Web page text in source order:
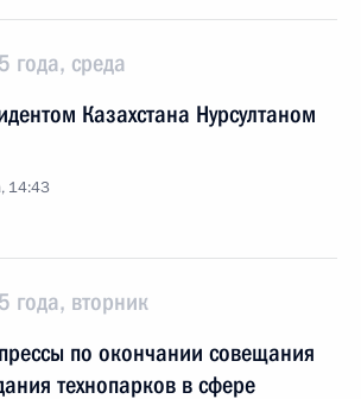
года, среда
Казахстана Нурсултаном
14:43
года, вторник
по окончании совещания
технопарков в сфере